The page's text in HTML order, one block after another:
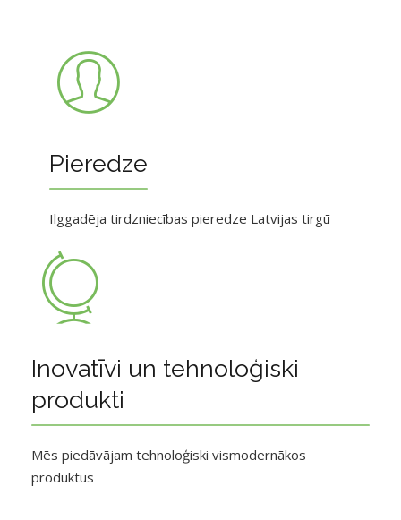
Pieredze
Ilggadēja tirdzniecības pieredze Latvijas tirgū
Inovatīvi un tehnoloģiski
produkti
Mēs piedāvājam tehnoloģiski vismodernākos
produktus